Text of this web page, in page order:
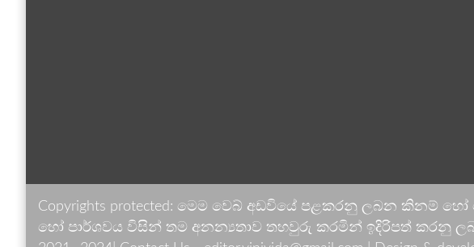
Copyrights protected: මෙම වෙබ් අඩවියේ පළකරනු ලබන කිනම්
හෝ පාර්ශවය විසින් තම අනන්‍යතාව තහවුරු කරමින් ඉදිරිපත් කරනු